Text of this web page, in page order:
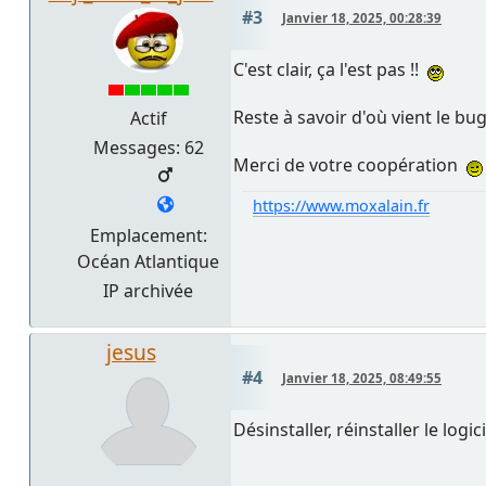
Actif
Messages: 62
Emplacement:
Océan Atlantique
IP archivée
#3 Janvier 18, 2025, 00:28:39
C'est clair, ça l'est pas !!
Reste à savoir d'où vient le
Merci de votre coopération
https://www.moxalain.fr
jesus
#4 Janvier 18, 2025, 08:49:55
Désinstaller, réinstaller le